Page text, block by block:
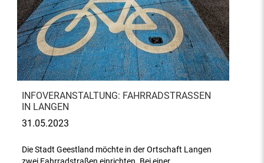
INFOVERANSTALTUNG: FAHRRADSTRASSEN I
N LANGEN
31.05.2023
Die Stadt Geestland möchte in der Ortschaft Langen